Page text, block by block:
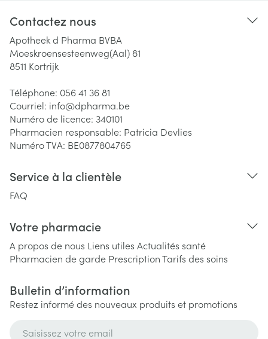
Contactez nous
Apotheek d Pharma BVBA
Moeskroensesteenweg(Aal) 81
8511 Kortrijk
Téléphone: 056 41 36 81
Courriel: info@dpharma.be
Numéro de licence: 340101
Pharmacien responsable: Patricia Devlies
Numéro TVA: BE0877804765
Service à la clientèle
FAQ
Votre pharmacie
A propos de nous Liens utiles Actualités santé
Pharmacien de garde PrescriptionTarifs des soins
Bulletin d’information
Restez informé des nouveaux produits et promotions